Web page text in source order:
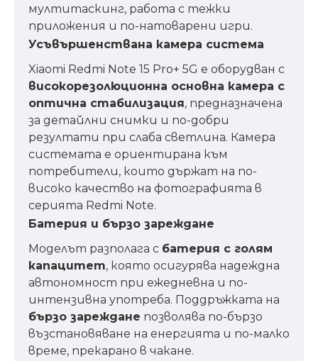
мултитаскинг, работа с тежки
приложения и по-натоварени игри.
Усъвършенствана камера система
Xiaomi Redmi Note 15 Pro+ 5G е оборудван с
високорезолюционна основна камера с
оптична стабилизация, предназначена
за детайлни снимки и по-добри
резултати при слаба светлина. Камера
системата е ориентирана към
потребители, които държат на по-
високо качество на фотографията в
серията Redmi Note.
Батерия и бързо зареждане
Моделът разполага с батерия с голям
капацитет, която осигурява надеждна
автономност при ежедневна и по-
интензивна употреба. Поддръжката на
бързо зареждане позволява по-бързо
възстановяване на енергията и по-малко
време, прекарано в чакане.